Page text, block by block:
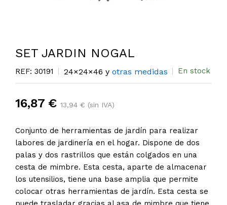
SET JARDIN NOGAL
REF: 30191 24×24×46 y otras medidas En stock
16,87 € 13,94 € (sin IVA)
Conjunto de herramientas de jardín para realizar
labores de jardinería en el hogar. Dispone de dos
palas y dos rastrillos que están colgados en una
cesta de mimbre. Esta cesta, aparte de almacenar
los utensilios, tiene una base amplia que permite
colocar otras herramientas de jardín. Esta cesta se